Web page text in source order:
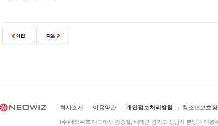
회사소개 이용약관 개인정보처리방침 청소년보호
(주)네오위즈 대표이사 김승철, 배태근 경기도 성남시 분당구 대왕